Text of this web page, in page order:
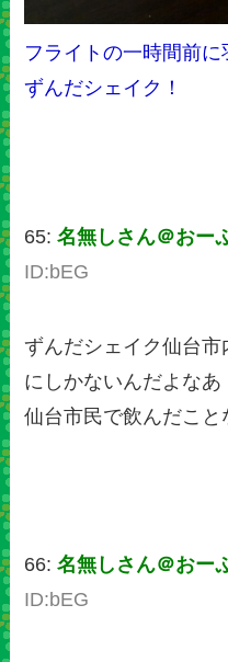
フライトの一時間前
ずんだシェイク！
65:名無しさん＠おー
ID:bEG
ずんだシェイク仙台
にしかないんだよなあ
仙台市民で飲んだこ
66:名無しさん＠おー
ID:bEG